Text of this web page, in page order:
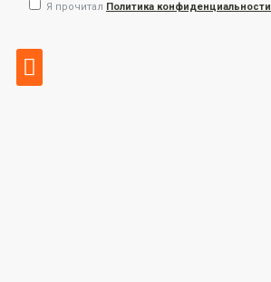
Я прочитал Политика конфиденциальности